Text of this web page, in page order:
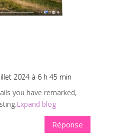
2024 à 6 h 45 min
you have remarked,
Expand blog
Réponse